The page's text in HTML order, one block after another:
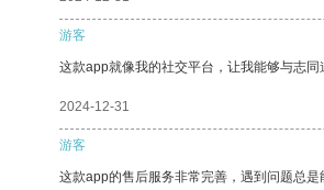
游客
这款app就像我的社交平台，让我能够与志同
2024-12-31
游客
这款app的售后服务非常完善，遇到问题总是